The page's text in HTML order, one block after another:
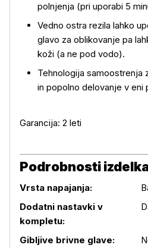
polnjenja (pri uporabi 5
Vedno ostra rezila lahko
glavo za oblikovanje pa
koži (a ne pod vodo).
Tehnologija samoostrenja
in popolno delovanje v eni
Garancija: 2 leti
Podrobnosti
Podrobnosti izdelka
Vrsta napajanja:
Dodatni nastavki v
kompletu:
Gibljive brivne glave: